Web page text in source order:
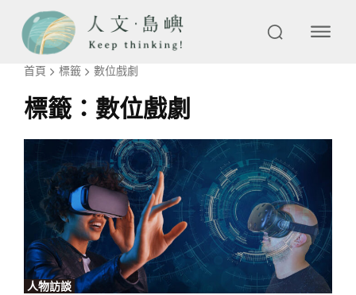
首頁 標籤 數位戲劇
標籤： 數位戲劇
人物訪談